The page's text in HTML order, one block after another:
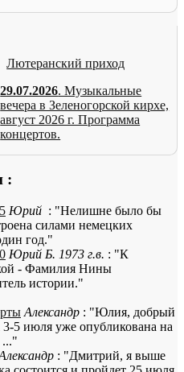
Лютеранский приход
29.07.2026. Музыкальные
вечера в Зеленогорской кирхе,
август 2026 г. Программа
концертов.
:
Юрий : "Нелишне было бы
силами немецких
год."
Юрий Б. 1973 г.в. : "К
- Фамилия Нины
истории."
Александр : "Юлия, добрый
5 июля уже опубликована на
..."
: "Дмитрий, я выше